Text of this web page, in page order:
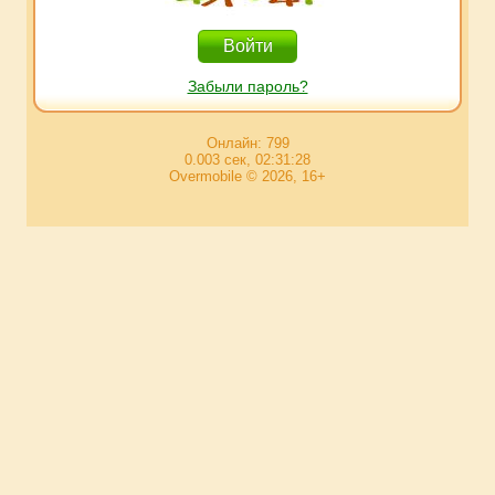
Забыли пароль?
Онлайн: 799
0.003 сек, 02:31:28
Overmobile © 2026, 16+